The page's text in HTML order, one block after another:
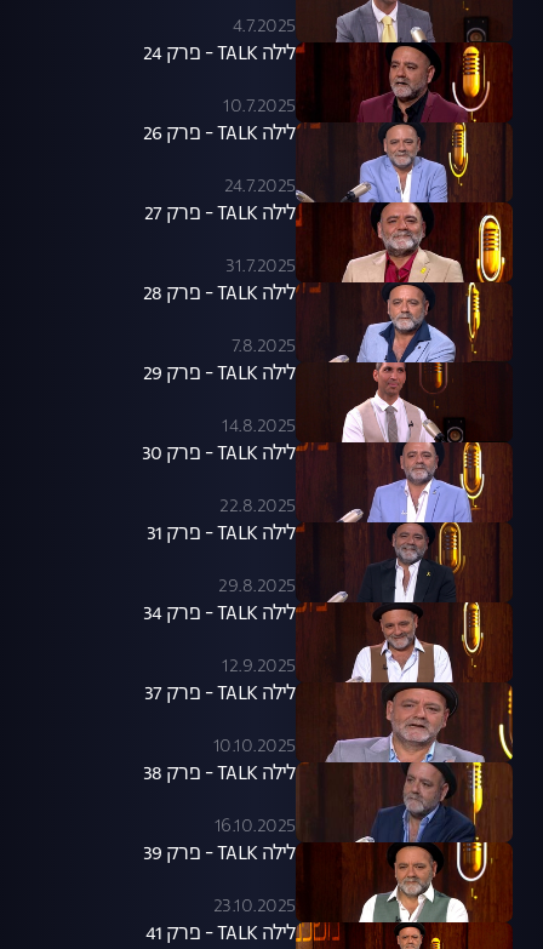
4.7.2025
לילה TALK - פרק 24
10.7.2025
לילה TALK - פרק 26
24.7.2025
לילה TALK - פרק 27
31.7.2025
לילה TALK - פרק 28
7.8.2025
לילה TALK - פרק 29
14.8.2025
לילה TALK - פרק 30
22.8.2025
לילה TALK - פרק 31
29.8.2025
לילה TALK - פרק 34
12.9.2025
לילה TALK - פרק 37
10.10.2025
לילה TALK - פרק 38
16.10.2025
לילה TALK - פרק 39
23.10.2025
לילה TALK - פרק 41